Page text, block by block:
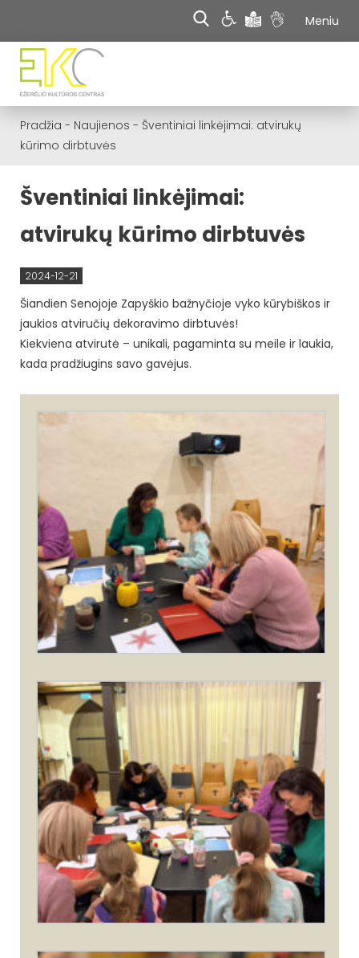
Meniu
Pradžia - Naujienos - Šventiniai linkėjimai: atvirukų
kūrimo dirbtuvės
Šventiniai linkėjimai:
atvirukų kūrimo dirbtuvės
2024-12-21
Šiandien Senojoje Zapyškio bažnyčioje vyko kūrybiškos ir
jaukios atviručių dekoravimo dirbtuvės!
Kiekviena atvirutė – unikali, pagaminta su meile ir laukia,
kada pradžiugins savo gavėjus.